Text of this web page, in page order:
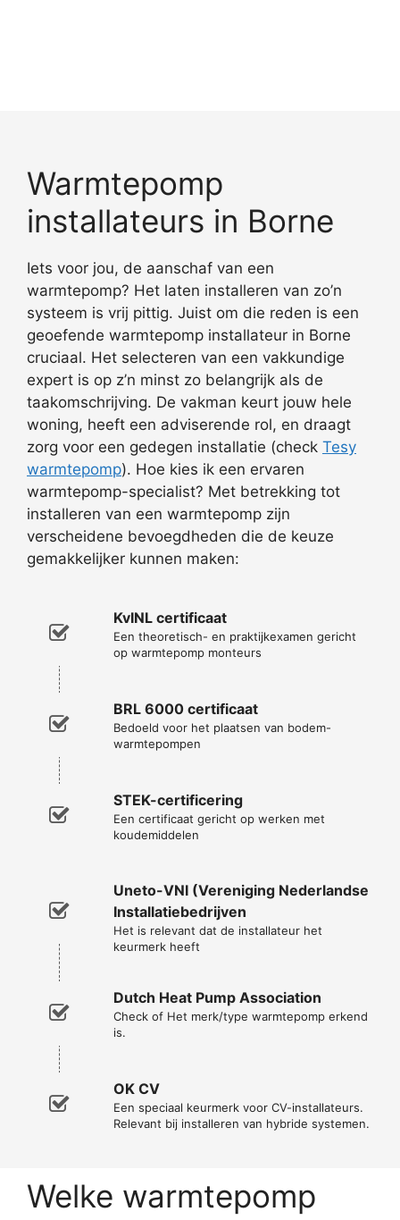
Warmtepomp
installateurs in Borne
Iets voor jou, de aanschaf van een
warmtepomp? Het laten installeren van zo’n
systeem is vrij pittig. Juist om die reden is een
geoefende warmtepomp installateur in Borne
cruciaal. Het selecteren van een vakkundige
expert is op z’n minst zo belangrijk als de
taakomschrijving. De vakman keurt jouw hele
woning, heeft een adviserende rol, en draagt
zorg voor een gedegen installatie (check Tesy
warmtepomp). Hoe kies ik een ervaren
warmtepomp-specialist? Met betrekking tot
installeren van een warmtepomp zijn
verscheidene bevoegdheden die de keuze
gemakkelijker kunnen maken:
KvINL certificaat
Een theoretisch- en praktijkexamen gericht
op warmtepomp monteurs
BRL 6000 certificaat
Bedoeld voor het plaatsen van bodem-
warmtepompen
STEK-certificering
Een certificaat gericht op werken met
koudemiddelen
Uneto-VNI (Vereniging Nederlandse
Installatiebedrijven
Het is relevant dat de installateur het
keurmerk heeft
Dutch Heat Pump Association
Check of Het merk/type warmtepomp erkend
is.
OK CV
Een speciaal keurmerk voor CV-installateurs.
Relevant bij installeren van hybride systemen.
Welke warmtepomp